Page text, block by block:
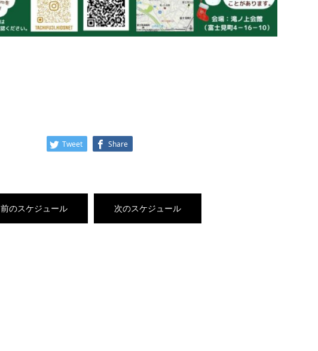
Tweet Share
前のスケジュール 次のスケジュール